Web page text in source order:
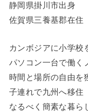
静岡県掛川市出身
佐賀県三養基郡在住
カンボジアに小学校
パソコン一台で働く
時間と場所の自由を
子連れで九州へ移住
なるべく簡素な暮ら